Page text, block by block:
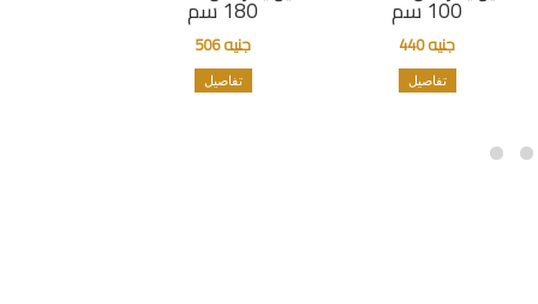
180 سم
جنيه 506
تفاصيل
100 سم
جنيه 440
تفاصيل